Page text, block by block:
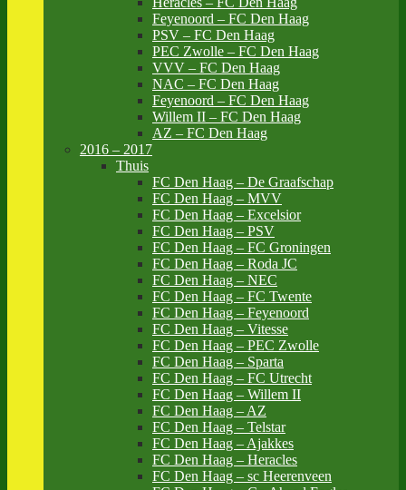
Feyenoord – FC Den Haag
PSV – FC Den Haag
PEC Zwolle – FC Den Haag
VVV – FC Den Haag
NAC – FC Den Haag
Feyenoord – FC Den Haag
Willem II – FC Den Haag
AZ – FC Den Haag
2016 – 2017
Thuis
FC Den Haag – De Graafschap
FC Den Haag – MVV
FC Den Haag – Excelsior
FC Den Haag – PSV
FC Den Haag – FC Groningen
FC Den Haag – Roda JC
FC Den Haag – NEC
FC Den Haag – FC Twente
FC Den Haag – Feyenoord
FC Den Haag – Vitesse
FC Den Haag – PEC Zwolle
FC Den Haag – Sparta
FC Den Haag – FC Utrecht
FC Den Haag – Willem II
FC Den Haag – AZ
FC Den Haag – Telstar
FC Den Haag – Ajakkes
FC Den Haag – Heracles
FC Den Haag – sc Heerenveen